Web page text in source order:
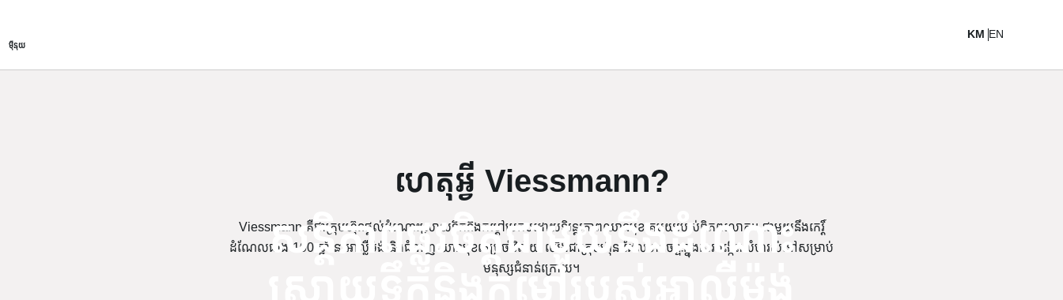
ម៉ឺនុយ
KM EN
សន្តិភាពផ្លូវចិត្តជាមួយនឹងដំណោះ
ហេតុអ្វី Viessmann?
Viessmann គឺជាក្រុមហ៊ុនផ្តល់ដំណោះស្រាយទឹកនិងកម្ដៅប្រកបដោយនិរន្តរភាពឈានមុខគេមួយរបស់ពិភពលោក។ ជាមួយនឹងកេរ្តិ៍
ដំណែលជាង 100 ឆ្នាំនៅអាល្លឺម៉ង់ និងជំនាញឈានមុខគេប្រចាំវិស័យ យើងជាក្រុមហ៊ុន ដែលមានចន្ទៈក្នុងការបង្កើតលំហរស់នៅសម្រាប់
មនុស្សជំនាន់ក្រោយ។